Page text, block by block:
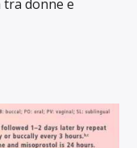
donne e